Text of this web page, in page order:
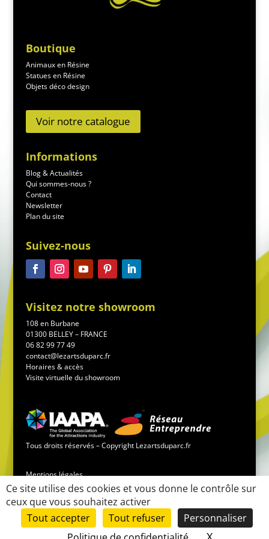
Boutique
Animaux en Résine
Statues en Résine
Objets déco design
Voir notre catalogue
Informations
Blog & Actualités
Qui sommes-nous ?
Contact
Newsletter
Plan du site
Suivez-nous
Visitez notre showroom
108 en Burbane
01300 BELLEY – FRANCE
06 82 99 77 49
contact@lezartsduparc.fr
Horaires & accès
Visite virtuelle du showroom
Tous droits réservés – Copyright Lezartsduparc.fr
Mentions légales
Conditions générales de vente
Mise en place du site : LK-communication.fr
Ce site utilise des cookies et vous donne le contrôle sur
ceux que vous souhaitez activer
Tout accepter
Tout refuser
Personnaliser